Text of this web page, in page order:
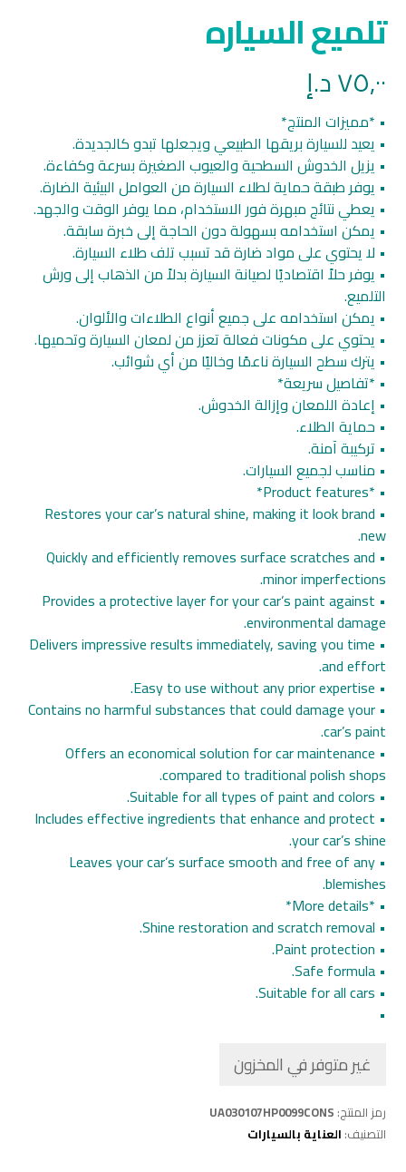
تلميع السياره
٧٥,٠٠د.إ
• *مميزات المنتج*
• يعيد للسيارة بريقها الطبيعي ويجعلها تبدو كالجديدة.
• يزيل الخدوش السطحية والعيوب الصغيرة بسرعة وكفاءة.
• يوفر طبقة حماية لطلاء السيارة من العوامل البيئية الضارة.
• يعطي نتائج مبهرة فور الاستخدام، مما يوفر الوقت والجهد.
• يمكن استخدامه بسهولة دون الحاجة إلى خبرة سابقة.
• لا يحتوي على مواد ضارة قد تسبب تلف طلاء السيارة.
• يوفر حلاً اقتصاديًا لصيانة السيارة بدلاً من الذهاب إلى ورش
التلميع.
• يمكن استخدامه على جميع أنواع الطلاءات والألوان.
• يحتوي على مكونات فعالة تعزز من لمعان السيارة وتحميها.
• يترك سطح السيارة ناعمًا وخاليًا من أي شوائب.
• *تفاصيل سريعة*
• إعادة اللمعان وإزالة الخدوش.
• حماية الطلاء.
• تركيبة آمنة.
• مناسب لجميع السيارات.
• *Product features*
• Restores your car’s natural shine, making it look brand
new.
• Quickly and efficiently removes surface scratches and
minor imperfections.
• Provides a protective layer for your car’s paint against
environmental damage.
• Delivers impressive results immediately, saving you time
and effort.
• Easy to use without any prior expertise.
• Contains no harmful substances that could damage your
car’s paint.
• Offers an economical solution for car maintenance
compared to traditional polish shops.
• Suitable for all types of paint and colors.
• Includes effective ingredients that enhance and protect
your car’s shine.
• Leaves your car’s surface smooth and free of any
blemishes.
• *More details*
• Shine restoration and scratch removal.
• Paint protection.
• Safe formula.
• Suitable for all cars.
•
غير متوفر في المخزون
رمز المنتج: UA030107HP0099CONS
التصنيف: العناية بالسيارات